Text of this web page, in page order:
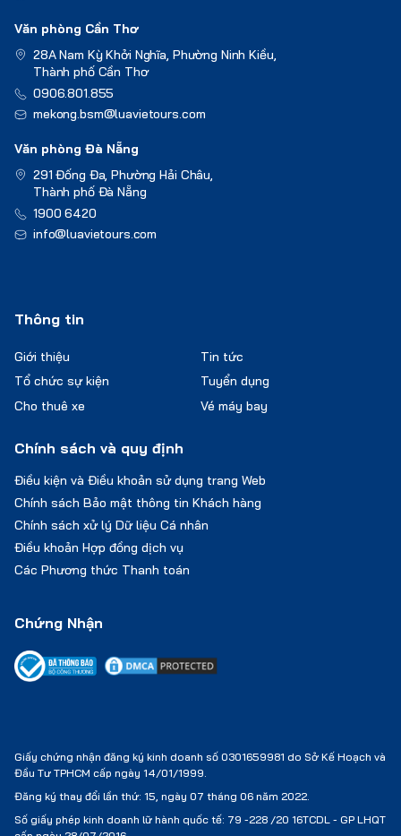
Chứng Nhận
Giấy chứng nhận đăng ký kinh doanh số 0301659981 do Sở Kế Hoạch và
Đầu Tư TPHCM cấp ngày 14/01/1999.
Đăng ký thay đổi lần thứ: 15, ngày 07 tháng 06 năm 2022.
Số giấy phép kinh doanh lữ hành quốc tế: 79 -228 /20 16TCDL - GP LHQT
Văn phòng Cần Thơ
28A Nam Kỳ Khởi Nghĩa, Phường Ninh Kiều,
Thành phố Cần Thơ
0906.801.855
mekong.bsm@luavietours.com
Văn phòng Đà Nẵng
291 Đống Đa, Phường Hải Châu,
Thành phố Đà Nẵng
1900 6420
info@luavietours.com
Thông tin
Giới thiệu
Tổ chức sự kiện
Cho thuê xe
Vé máy bay
Tin tức
Tuyển dụng
Chính sách và quy định
Điều kiện và Điều khoản sử dụng trang Web
Chính sách Bảo mật thông tin Khách hàng
Chính sách xử lý Dữ liệu Cá nhân
Điều khoản Hợp đồng dịch vụ
Các Phương thức Thanh toán